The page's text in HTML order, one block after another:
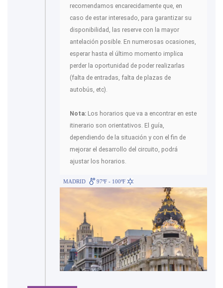
recomendamos encarecidamente que, en
caso de estar interesado, para garantizar su
disponibilidad, las reserve con la mayor
antelación posible. En numerosas ocasiones,
esperar hasta el último momento implica
perder la oportunidad de poder realizarlas
(falta de entradas, falta de plazas de
autobús, etc).
Nota: Los horarios que va a encontrar en este
itinerario son orientativos. El guía,
dependiendo de la situación y con el fin de
mejorar el desarrollo del circuito, podrá
ajustar los horarios.
MADRID 97ºF - 100ºF